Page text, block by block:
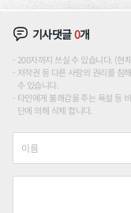
기사댓글0개
200자까지 쓰실 수 있습니다. (
저작권 등 다른 사람의 권리를 침
수 있습니다.
타인에게 불쾌감을 주는 욕설 등
단에 의해 삭제 합니다.